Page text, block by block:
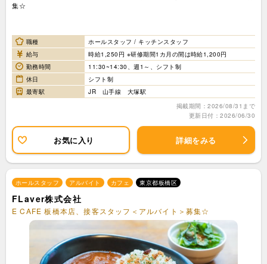
集☆
職種
ホールスタッフ / キッチンスタッフ
給与
時給1,250円 ※研修期間1カ月の間は時給1,200円
勤務時間
11:30~14:30、週1～、シフト制
休日
シフト制
最寄駅
JR 山手線 大塚駅
掲載期間：2026/08/31まで
更新日付：2026/06/30
お気に入り 詳細をみる
ホールスタッフ アルバイト カフェ 東京都板橋区
FLaver株式会社
E CAFE 板橋本店、接客スタッフ＜アルバイト＞募集☆